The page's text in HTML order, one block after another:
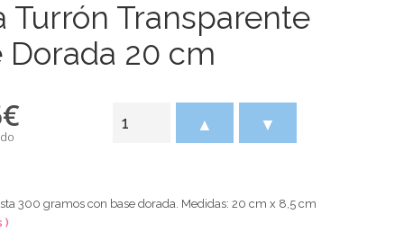
Turrón Transparente
Dorada 20 cm
€ ▲ ▼
300 gramos con base dorada. Medidas: 20 cm x 8,5 cm
)